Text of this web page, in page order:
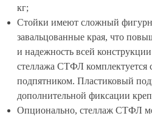
кг;
Стойки имеют сложный
завальцованные края, что
и надежность всей
стеллажа СТФЛ
подпятником. Пластиковый
дополнительной фиксации
Опционально, стеллаж СТФЛ